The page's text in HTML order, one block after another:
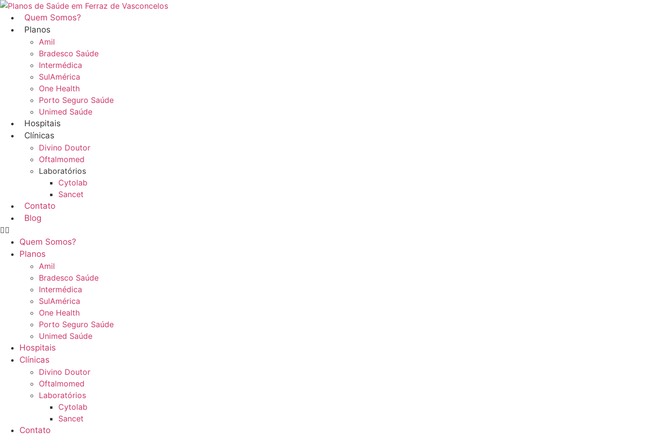
Ir
para
conteúdo
Quem Somos?
Planos
Amil
Bradesco Saúde
Intermédica
SulAmérica
One Health
Porto Seguro Saúde
Unimed Saúde
Hospitais
Clínicas
Divino Doutor
Oftalmomed
Laboratórios
Cytolab
Sancet
Contato
Blog
Quem Somos?
Planos
Amil
Bradesco Saúde
Intermédica
SulAmérica
One Health
Porto Seguro Saúde
Unimed Saúde
Hospitais
Clínicas
Divino Doutor
Oftalmomed
Laboratórios
Cytolab
Sancet
Contato